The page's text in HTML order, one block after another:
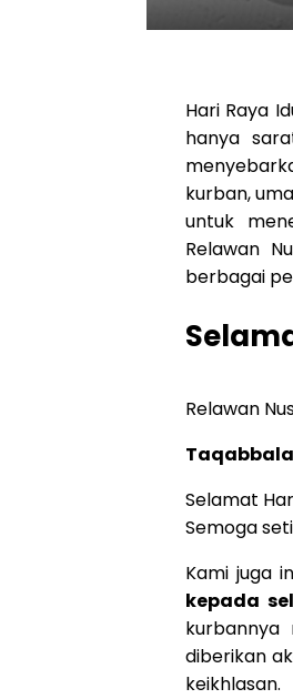
Hari Raya
hanya
kurban,
untuk
Relawan
berbagai
Relawan
Selamat
Semoga
Kami juga
kepada
kurbannya
diberikan
keikhlasan.